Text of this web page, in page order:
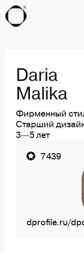
7 439
dprofile.ru/
Daria
Malika
Фирменный
Старший
3—5 лет